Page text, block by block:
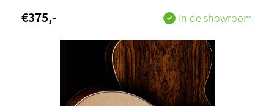
€375,- In de showroom